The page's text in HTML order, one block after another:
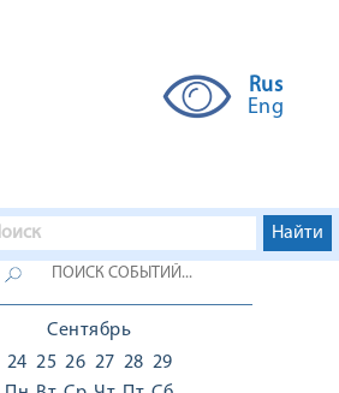
Rus
Eng
Сентябрь
24 25 26 27 28 29